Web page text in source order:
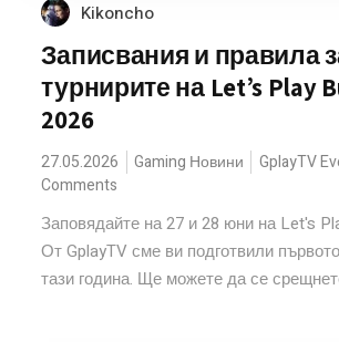
Kikoncho
Записвания и правила
турнирите на Let’s Play
2026
27.05.2026 Gaming Новини GplayTV
Comments
Заповядайте на 27 и 28 юни на Let's
От GplayTV сме ви подготвили
тази година. Ще можете да се